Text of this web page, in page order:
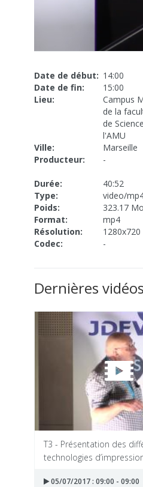
Date de début: 14:00
Date de fin:
15:00
Lieu:
Campus
de la
de
l'AMU
Ville:
Marseille
Producteur:
-
Durée:
40:52
Type:
video/
Poids:
323.17 Mo
Format:
mp4
Résolution:
1280x720
Codec:
-
Dernières vidéos
T3 - Présentation des
technologies d’impression
05/07/2017 : 09:00 - 09:00